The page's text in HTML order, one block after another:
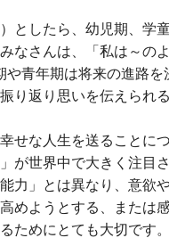
したら、幼児期、学
なさんは、「私は～の
青年期は将来の進路
り返り思いを伝えられ
な人生を送ることに
が世界中で大きく注目
力」とは異なり、意欲
めようとする、または
ためにとても大切です。